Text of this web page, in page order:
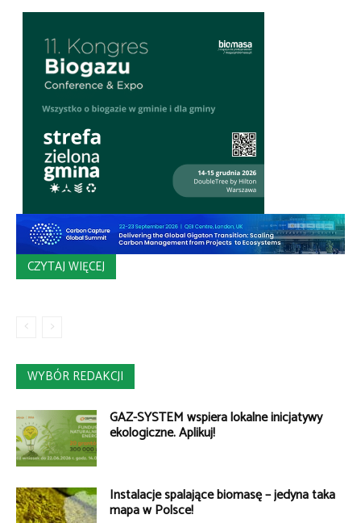
CZYTAJ WIĘCEJ
WYBÓR REDAKCJI
GAZ-SYSTEM wspiera lokalne inicjatywy
ekologiczne. Aplikuj!
Instalacje spalające biomasę – jedyna taka
mapa w Polsce!